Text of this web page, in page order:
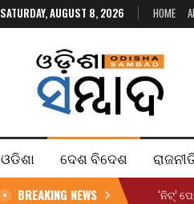
SATURDAY, AUGUST 8, 2026 HOME
ଓଡିଶା ଦେଶ ବିଦେଶ
BREAKING NEWS ‘ନିଟ୍’